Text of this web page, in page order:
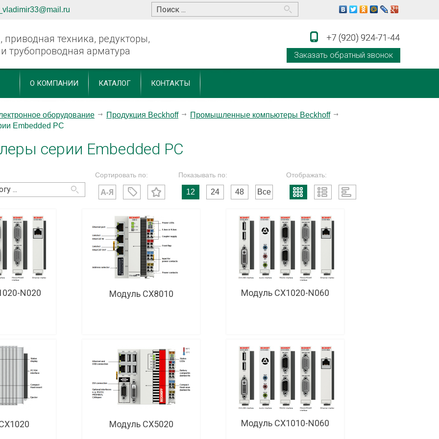
приводная техника, редукторы,
трубопроводная арматура
+7 (920) 924-71-44
Заказать обратный звонок
+7 (920) 924-71-44
О КОМПАНИИ КАТАЛОГ КОНТАКТЫ
оборудование Продукция Beckhoff
Промышленные компьютеры Beckhoff
Embedded PC
серии Embedded PC
Сортировать по: Показывать по:
12 24 48 Все
Отображать:
N020 Модуль CX8010 Модуль CX1020-N060
Модуль CX5020 Модуль CX1010-N060